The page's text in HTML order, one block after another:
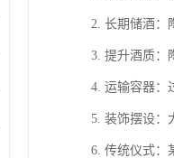
2. 长期储酒：
3. 提升酒质：
4. 运输容器：
5. 装饰摆设：
6. 传统仪式：